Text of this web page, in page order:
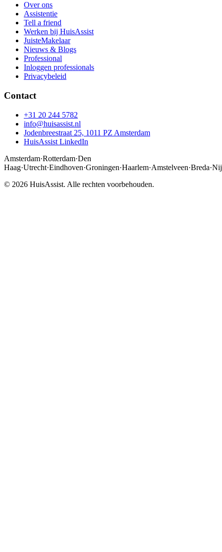
Over ons
Assistentie
Tell a friend
Werken bij HuisAssist
JuisteMakelaar
Nieuws & Blogs
Professional
Inloggen professionals
Privacybeleid
Contact
+31 20 244 5782
info@huisassist.nl
Jodenbreestraat 25, 1011 PZ Amsterdam
HuisAssist LinkedIn
Amsterdam·Rotterdam·Den
Haag·Utrecht·Eindhoven·Groningen·Haarlem·Amstelveen·Breda·
© 2026 HuisAssist. Alle rechten voorbehouden.